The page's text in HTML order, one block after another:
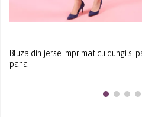
Bluza din jerse imprimat cu dungi si
pana